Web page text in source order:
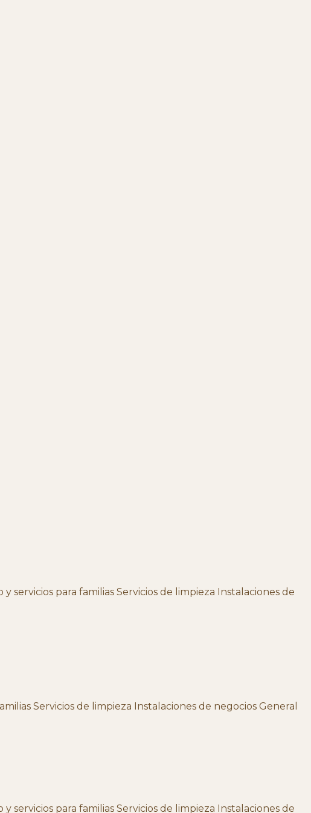
para familias Servicios de limpieza Instalaciones de
Servicios de limpieza Instalaciones de negocios General
para familias Servicios de limpieza Instalaciones de